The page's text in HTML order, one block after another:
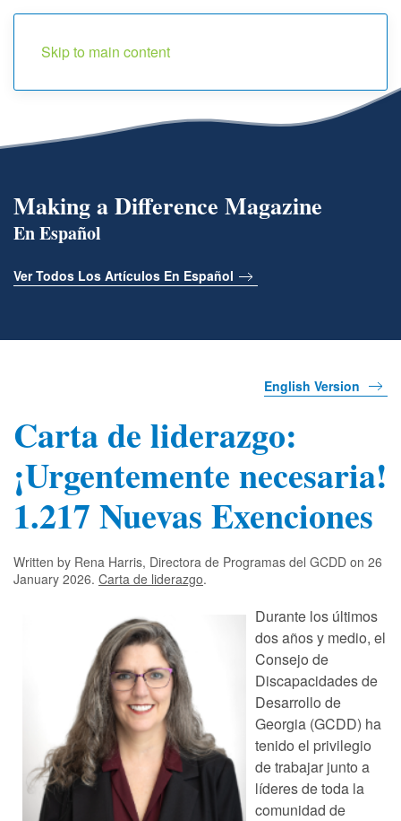
Skip to main content
Making a Difference Magazine
En Español
Ver Todos Los Artículos En Español
English Version
Carta de liderazgo:
¡Urgentemente necesaria!
1.217 Nuevas Exenciones
Written by Rena Harris, Directora de Programas del GCDD on 26
January 2026. Carta de liderazgo.
Durante los últimos
dos años y medio, el
Consejo de
Discapacidades de
Desarrollo de
Georgia (GCDD) ha
tenido el privilegio
de trabajar junto a
líderes de toda la
comunidad de